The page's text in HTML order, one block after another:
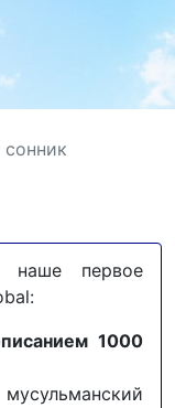
наше первое
1000